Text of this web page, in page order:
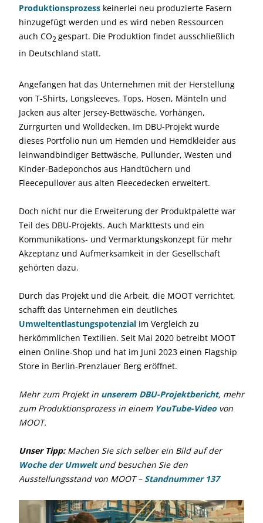
Produktionsprozess keinerlei neu produzierte Fasern
hinzugefügt werden und es wird neben Ressourcen
auch CO2 gespart. Die Produktion findet ausschließlich
in Deutschland statt.
Angefangen hat das Unternehmen mit der Herstellung
von T-Shirts, Longsleeves, Tops, Hosen, Mänteln und
Jacken aus alter Jersey-Bettwäsche, Vorhängen,
Zurrgurten und Wolldecken. Im DBU-Projekt wurde
dieses Portfolio nun um Hemden und Hemdkleider aus
leinwandbindiger Bettwäsche, Pullunder, Westen und
Kinder-Badeponchos aus Handtüchern und
Fleecepullover aus alten Fleecedecken erweitert.
Doch nicht nur die Erweiterung der Produktpalette war
Teil des DBU-Projekts. Auch Markttests und ein
Kommunikations- und Vermarktungskonzept für mehr
Akzeptanz und Aufmerksamkeit in der Gesellschaft
gehörten dazu.
Durch das Projekt und die Arbeit, die MOOT verrichtet,
schafft das Unternehmen ein deutliches
Umweltentlastungspotenzial im Vergleich zu
herkömmlichen Textilien. Seit Mai 2020 betreibt MOOT
einen Online-Shop und hat im Juni 2023 einen Flagship
Store in Berlin-Prenzlauer Berg eröffnet.
Mehr zum Projekt in unserem DBU-Projektbericht, mehr
zum Produktionsprozess in einem YouTube-Videovon
MOOT.
Unser Tipp:Machen Sie sich selber ein Bild auf der
Woche der Umweltund besuchen Sie den
Ausstellungsstand von MOOT – Standnummer 137